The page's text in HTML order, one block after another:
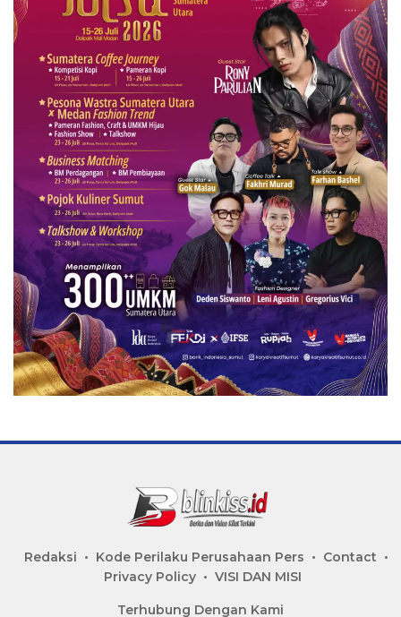
Redaksi Kode Perilaku Perusahaan Pers
Contact
Privacy Policy
VISI DAN MISI
Terhubung Dengan Kami